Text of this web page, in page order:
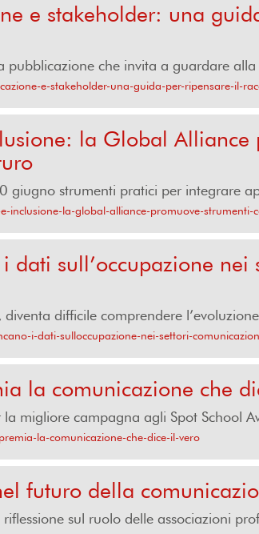
e stakeholder: una
pubblicazione che invita a guardare
e-stakeholder-una-guida-per-ripensare-il-
la Global
strumenti pratici per integrare
inclusione-la-global-alliance-promuove-strumenti-
dati sull’occupazione
difficile comprendere
i-dati-sulloccupazione-nei-settori-
la comunicazione che
migliore campagna agli Spot School
la-comunicazione-che-dice-il-vero
futuro della
sul ruolo delle associazioni